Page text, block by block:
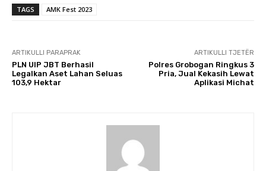
TAGS AMK Fest 2023
ARTIKULLI PARAPRAK
PLN UIP JBT Berhasil
Legalkan Aset Lahan Seluas
103,9 Hektar
ARTIKULLI TJETËR
Polres Grobogan Ringkus 3
Pria, Jual Kekasih Lewat
Aplikasi Michat